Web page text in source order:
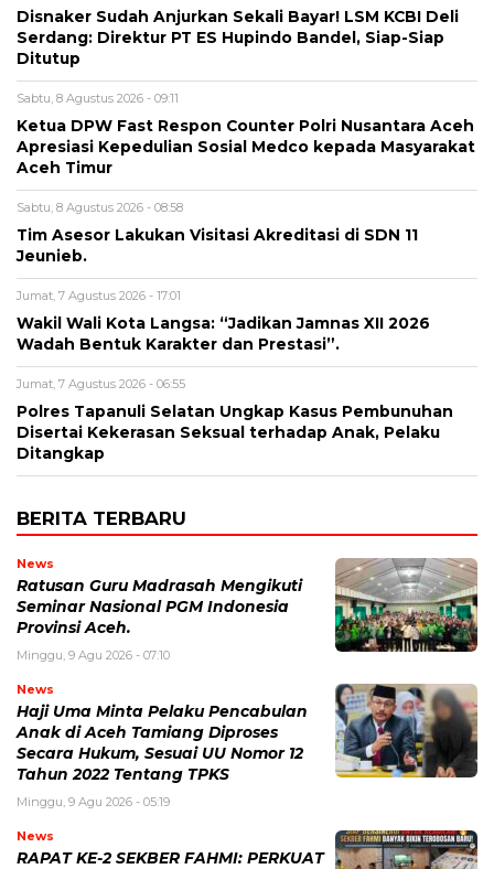
Disnaker Sudah Anjurkan Sekali Bayar! LSM KCBI Deli
Serdang: Direktur PT ES Hupindo Bandel, Siap-Siap
Ditutup
Sabtu, 8 Agustus 2026 - 09:11
Ketua DPW Fast Respon Counter Polri Nusantara Aceh
Apresiasi Kepedulian Sosial Medco kepada Masyarakat
Aceh Timur
Sabtu, 8 Agustus 2026 - 08:58
Tim Asesor Lakukan Visitasi Akreditasi di SDN 11
Jeunieb.
Jumat, 7 Agustus 2026 - 17:01
Wakil Wali Kota Langsa: “Jadikan Jamnas XII 2026
Wadah Bentuk Karakter dan Prestasi”.
Jumat, 7 Agustus 2026 - 06:55
Polres Tapanuli Selatan Ungkap Kasus Pembunuhan
Disertai Kekerasan Seksual terhadap Anak, Pelaku
Ditangkap
BERITA TERBARU
News
Ratusan Guru Madrasah Mengikuti
Seminar Nasional PGM Indonesia
Provinsi Aceh.
Minggu, 9 Agu 2026 - 07:10
News
Haji Uma Minta Pelaku Pencabulan
Anak di Aceh Tamiang Diproses
Secara Hukum, Sesuai UU Nomor 12
Tahun 2022 Tentang TPKS
Minggu, 9 Agu 2026 - 05:19
News
RAPAT KE-2 SEKBER FAHMI: PERKUAT